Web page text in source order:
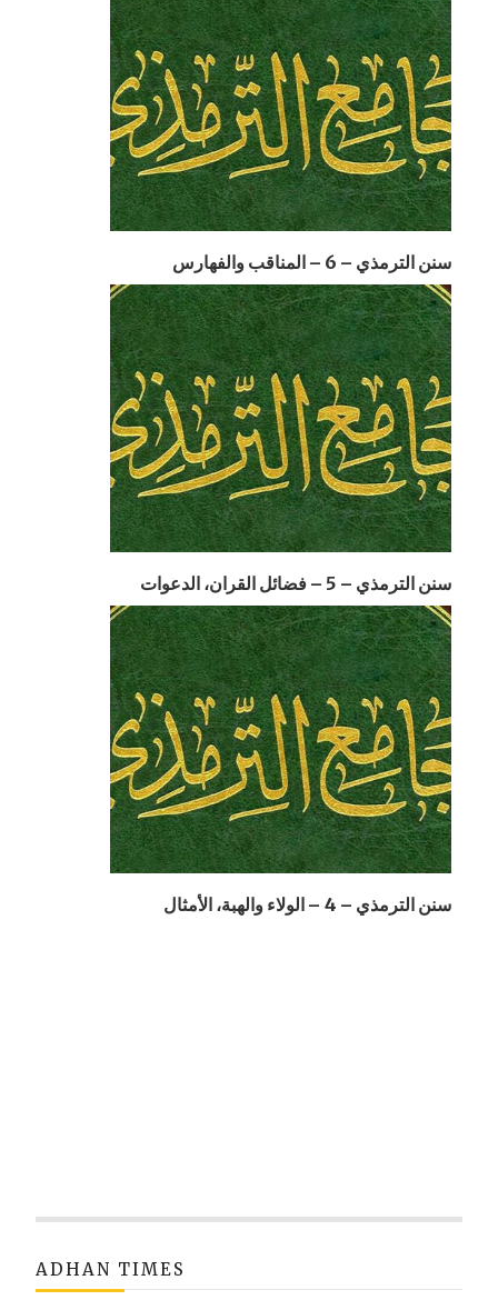
سنن الترمذي – 6 – المناقب والفهارس
سنن الترمذي – 5 – فضائل القران، الدعوات
سنن الترمذي – 4 – الولاء والهبة، الأمثال
ADHAN TIMES